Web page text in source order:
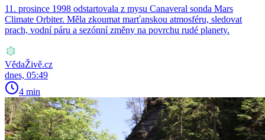
11. prosince 1998 odstartovala z mysu Canaveral sonda Mars
Climate Orbiter. Měla zkoumat marťanskou atmosféru, sledovat
prach, vodní páru a sezónní změny na povrchu rudé planety.
VědaŽivě.cz
dnes, 05:49
4 min